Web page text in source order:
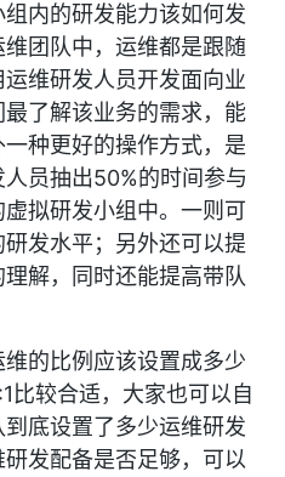
内的研发能力该如何发
团队中，运维都是跟随
维研发人员开发面向业
了解该业务的需求，能
种更好的操作方式，是
员抽出50%的时间参与
拟研发小组中。一则可
发水平；另外还可以提
解，同时还能提高带队
的比例应该设置成多少
比较合适，大家也可以自
底设置了多少运维研发
发配备是否足够，可以